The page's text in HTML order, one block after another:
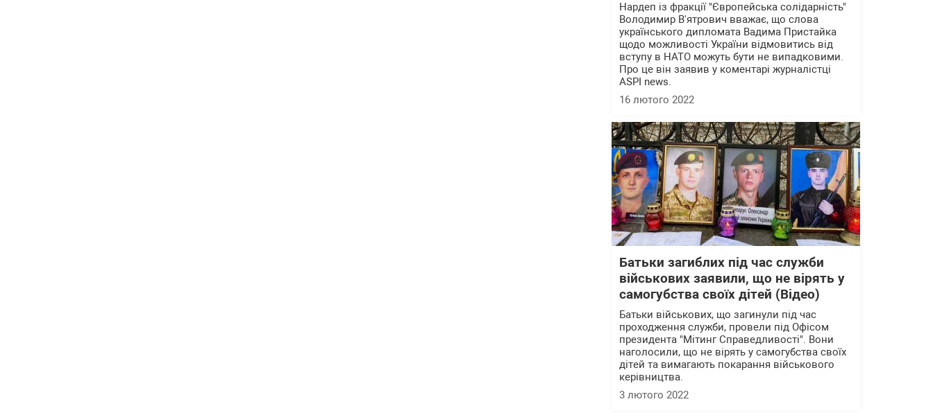
Нардеп із фракції "Європейська солідарність"
Володимир В'ятрович вважає, що слова
українського дипломата Вадима Пристайка
щодо можливості України відмовитись від
вступу в НАТО можуть бути не випадковими.
Про це він заявив у коментарі журналістці
ASPI news.
16 лютого 2022
Батьки загиблих під час служби
військових заявили, що не вірять у
самогубства своїх дітей (Відео)
Батьки військових, що загинули під час
проходження служби, провели під Офісом
президента "Мітинг Справедливості". Вони
наголосили, що не вірять у самогубства своїх
дітей та вимагають покарання військового
керівництва.
3 лютого 2022